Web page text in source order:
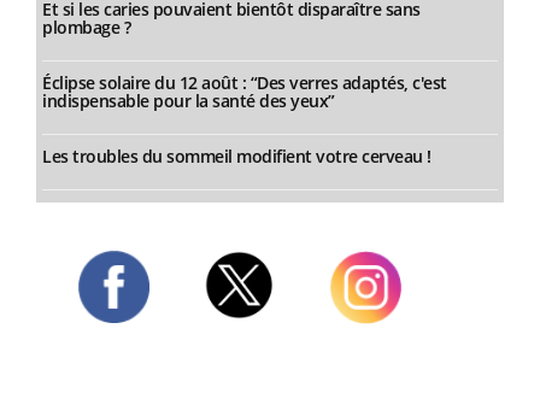
Et si les caries pouvaient bientôt disparaître sans
plombage ?
Éclipse solaire du 12 août : “Des verres adaptés, c'est
indispensable pour la santé des yeux”
Les troubles du sommeil modifient votre cerveau !